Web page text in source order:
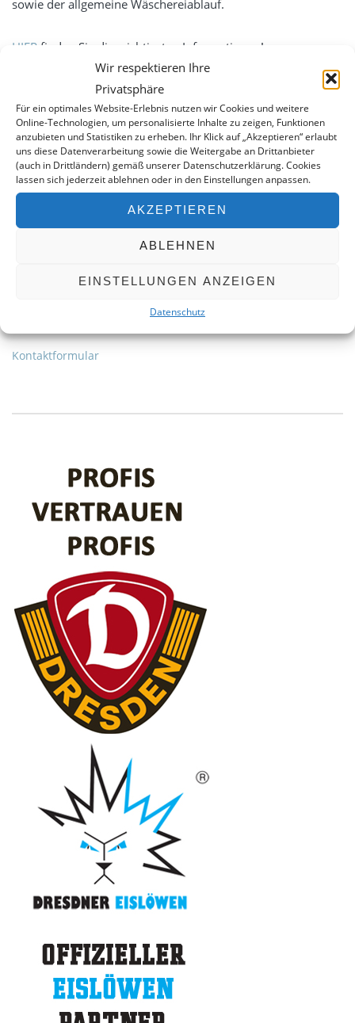
Wir respektieren Ihre
Privatsphäre
Für ein optimales Website-Erlebnis nutzen wir Cookies und weitere
Online-Technologien, um personalisierte Inhalte zu zeigen, Funktionen
anzubieten und Statistiken zu erheben. Ihr Klick auf „Akzeptieren“ erlaubt
uns diese Datenverarbeitung sowie die Weitergabe an Drittanbieter
(auch in Drittländern) gemäß unserer Datenschutzerklärung. Cookies
lassen sich jederzeit ablehnen oder in den Einstellungen anpassen.
AKZEPTIEREN
ABLEHNEN
EINSTELLUNGEN ANZEIGEN
Datenschutz
UVV VDE
expertenTREFF CARE
Grundlehrgang Lagoon Advance Care
Grundlehrgang Wäscherei
sowie der allgemeine Wäschereiablauf.
HIER finden Sie die wichtigsten Informationen!
WERKSTATTGEPRÜFT – 2. HAND
Eine Auswahl an verfügbaren Gebrauchtgeräten finden Sie
Kontaktformular